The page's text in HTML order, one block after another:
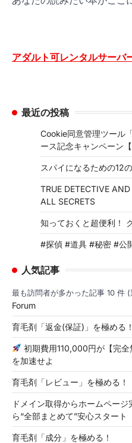
アダルト可レンタルサーバ
最近の投稿
Cookie同意管理ツール
ース記念キャンペーン
スパイになるための12
TRUE DETECTIVE
ALL SECRETS
知っておくと超便利！
#探偵 #道具 #秘密 #公
人気記事
最も訪問者が多かった記事 10 件
Forum
育毛剤「返金(保証)」を極める！
初期費用110,000円が【完
を加速せよ
育毛剤「レビュー」を極める！
ドメイン取得からホームペー
ら“全部まとめて”安心スタート
育毛剤「成分」を極める！